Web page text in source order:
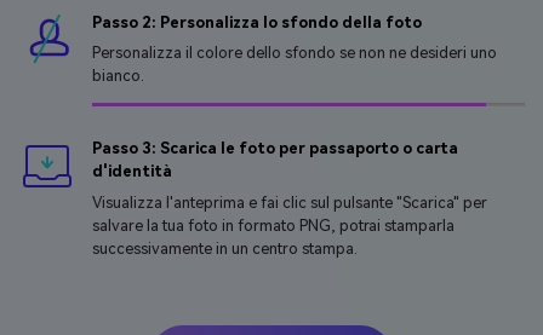
Passo 2: Personalizza lo sfondo della foto
Personalizza il colore dello sfondo se non ne desideri uno
bianco.
Passo 3: Scarica le foto per passaporto o carta
d'identità
Visualizza l'anteprima e fai clic sul pulsante "Scarica" per
salvare la tua foto in formato PNG, potrai stamparla
successivamente in un centro stampa.